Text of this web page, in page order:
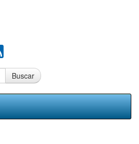
Buscar